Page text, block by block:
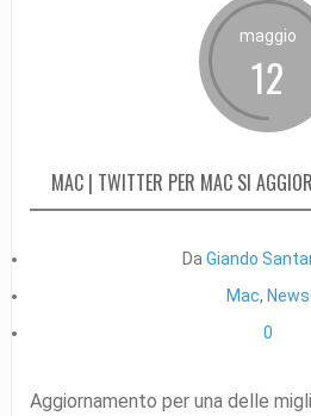
maggio
12
MAC | TWITTER PER MAC SI
DaGiando
Mac, News
0
Aggiornamento per una delle